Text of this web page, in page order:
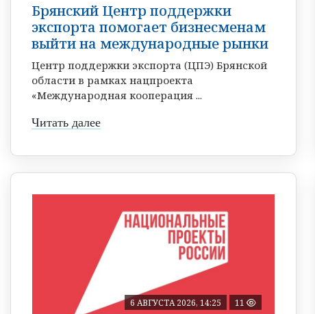
Брянский Центр поддержки
экспорта помогает бизнесменам
выйти на международные рынки
Центр поддержки экспорта (ЦПЭ) Брянской
области в рамках нацпроекта
«Международная кооперация ...
Читать далее
6 АВГУСТА 2026, 14:25 11